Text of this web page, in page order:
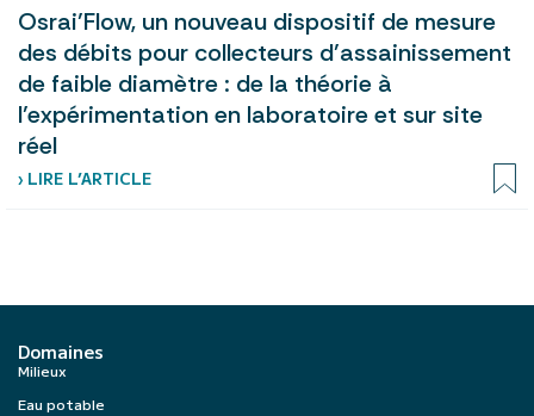
Osrai’Flow, un nouveau dispositif de mesure
des débits pour collecteurs d’assainissement
de faible diamètre : de la théorie à
l’expérimentation en laboratoire et sur site
réel
› LIRE L’ARTICLE
Domaines
Milieux
Eau potable